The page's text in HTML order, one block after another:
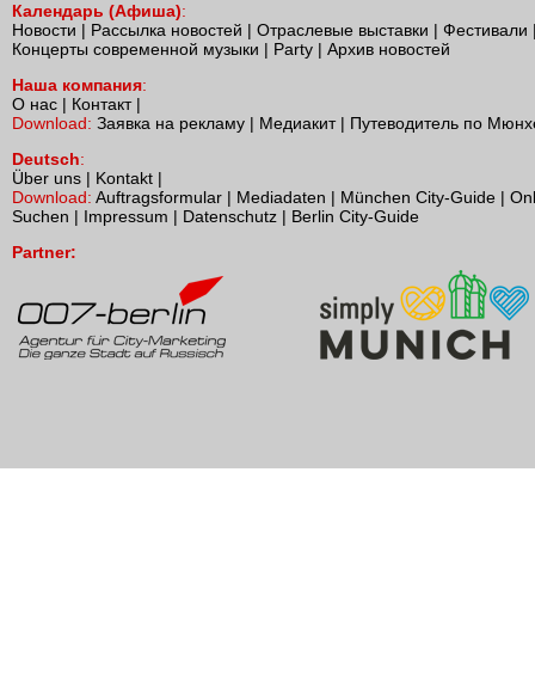
Календарь (Афиша):
Новости | Рассылка новостей | Отраслевые выставки | Фестивали
Концерты современной музыки | Party | Архив новостей
Наша компания:
О нас | Контакт|
Download: Заявка на рекламу | Медиакит| Путеводитель по
Deutsch:
Über uns | Kontakt |
Download: Auftragsformular | Mediadaten | München City-Guide |
Suchen | Impressum | Datenschutz | Berlin City-Guide
Partner: